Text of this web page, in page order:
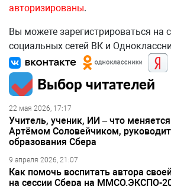
авторизированы.
Вы можете зарегистрироваться на
социальных сетей ВК и
Выбор читателей
22 мая 2026, 17:17
Учитель, ученик, ИИ – что
Артёмом Соловейчиком,
образования Сбера
9 апреля 2026, 21:07
Как помочь воспитать автора
на сессии Сбера на ММСО.ЭКСПО-